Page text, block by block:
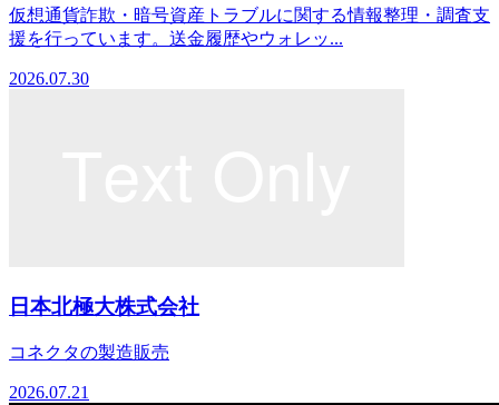
仮想通貨詐欺・暗号資産トラブルに関する情報整理・調査支
援を行っています。送金履歴やウォレッ...
2026.07.30
日本北極大株式会社
コネクタの製造販売
2026.07.21